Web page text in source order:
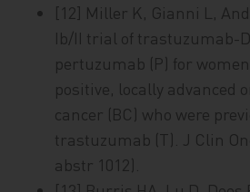
[12] Miller K, Gianni L,
Ib/II trial of trastuzumab-
pertuzumab (P) for
positive, locally advanced
cancer (BC) who were
trastuzumab (T). J Clin
abstr 1012).